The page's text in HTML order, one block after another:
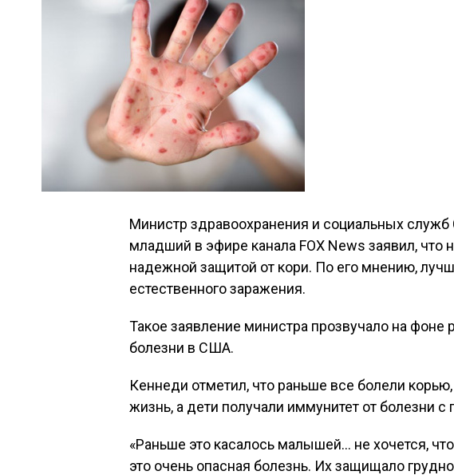
Министр здравоохранения и социальных
младший в эфире канала FOX News заявил, что
надежной защитой от кори. По его мнению,
естественного заражения.
Такое заявление министра прозвучало на фоне
болезни в США.
Кеннеди отметил, что раньше все болели
жизнь, а дети получали иммунитет от болезни
«Раньше это касалось малышей… не хочется,
это очень опасная болезнь. Их защищало